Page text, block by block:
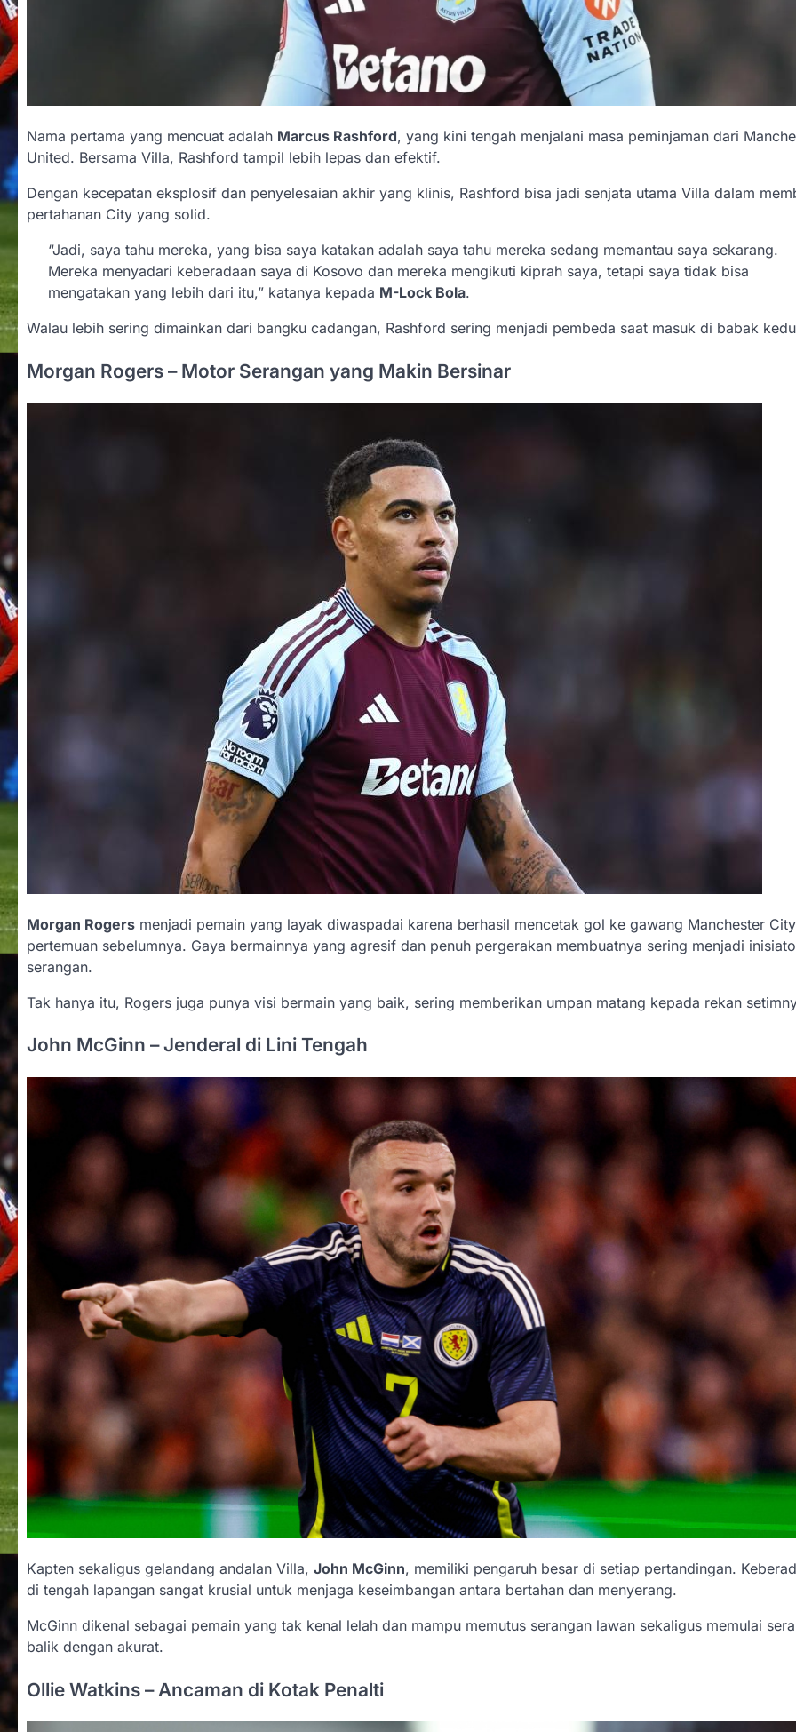
Nama pertama yang mencuat adalah Marcus Rashford, yang kini tengah menjalani masa peminjaman dari
United. Bersama Villa, Rashford tampil lebih lepas dan efektif.
Dengan kecepatan eksplosif dan penyelesaian akhir yang klinis, Rashford bisa jadi senjata utama Villa dalam
pertahanan City yang solid.
“Jadi, saya tahu mereka, yang bisa saya katakan adalah saya tahu mereka sedang memantau saya sekarang.
Mereka menyadari keberadaan saya di Kosovo dan mereka mengikuti kiprah saya, tetapi saya tidak bisa
mengatakan yang lebih dari itu,” katanya kepada M-Lock Bola.
Walau lebih sering dimainkan dari bangku cadangan, Rashford sering menjadi pembeda saat masuk di babak
Morgan Rogers – Motor Serangan yang Makin Bersinar
Morgan Rogers menjadi pemain yang layak diwaspadai karena berhasil mencetak gol ke gawang Manchester
pertemuan sebelumnya. Gaya bermainnya yang agresif dan penuh pergerakan membuatnya sering menjadi
serangan.
Tak hanya itu, Rogers juga punya visi bermain yang baik, sering memberikan umpan matang kepada rekan
John McGinn – Jenderal di Lini Tengah
Kapten sekaligus gelandang andalan Villa, John McGinn, memiliki pengaruh besar di setiap pertandingan.
di tengah lapangan sangat krusial untuk menjaga keseimbangan antara bertahan dan menyerang.
McGinn dikenal sebagai pemain yang tak kenal lelah dan mampu memutus serangan lawan sekaligus memulai
balik dengan akurat.
Ollie Watkins – Ancaman di Kotak Penalti